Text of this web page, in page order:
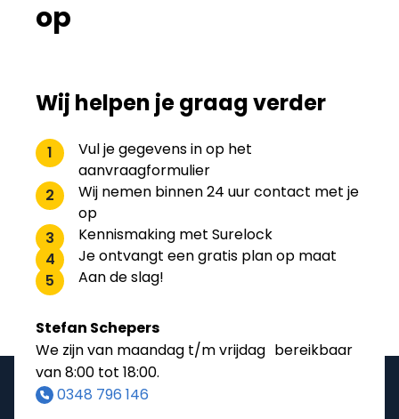
op
Wij helpen je graag verder
1
Vul je gegevens in op het
aanvraagformulier
2
Wij nemen binnen 24 uur contact met je
op
3
Kennismaking met Surelock
4
Je ontvangt een gratis plan op maat
5
Aan de slag!
Stefan Schepers
We zijn van maandag t/m vrijdag bereikbaar
van 8:00 tot 18:00.
0348 796 146